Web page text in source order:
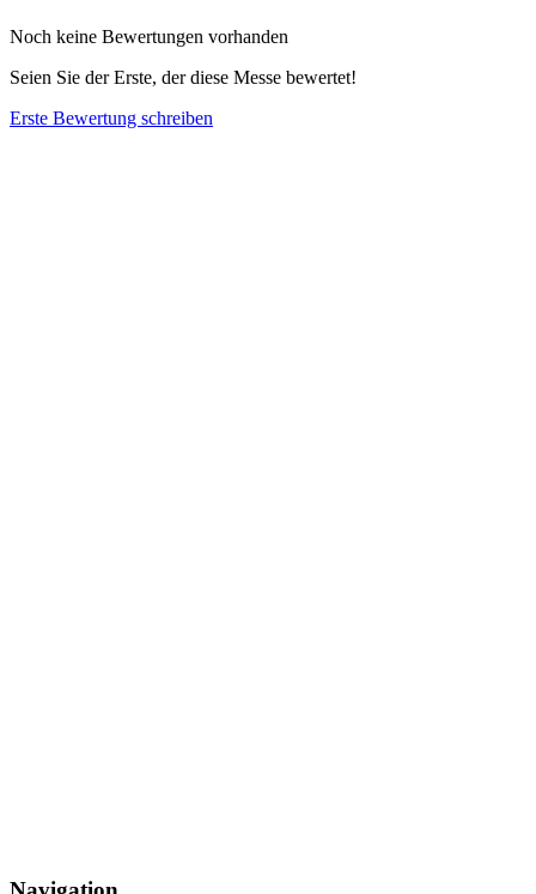
Noch keine Bewertungen vorhanden
Seien Sie der Erste, der diese Messe bewertet!
Erste Bewertung schreiben